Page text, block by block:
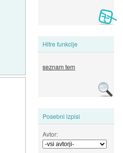
Hitre funkcije
seznam tem
Posebni izpisi
Avtor: